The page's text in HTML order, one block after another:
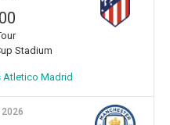
Stadium
Atletico Madrid